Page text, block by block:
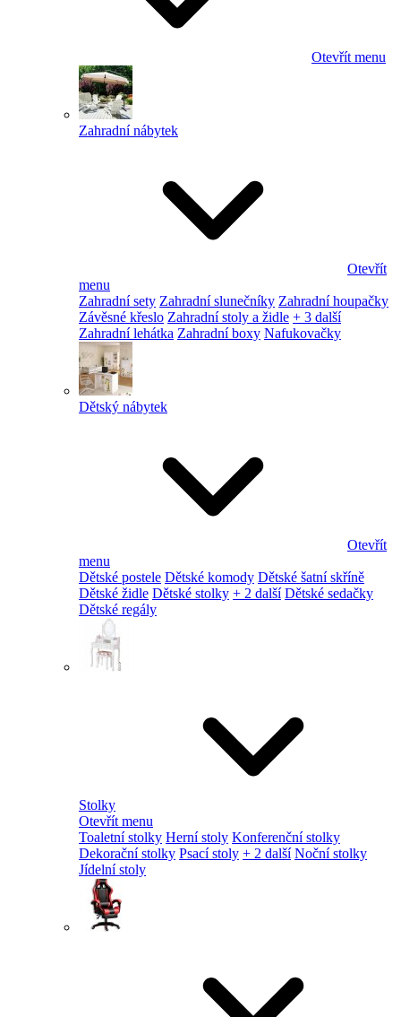
Otevřít menu
Zahradní nábytek
Otevřít
menu
Zahradní sety Zahradní slunečníky Zahradní houpačky
Závěsné křeslo Zahradní stoly a židle + 3 další
Zahradní lehátka Zahradní boxy Nafukovačky
Dětský nábytek
Otevřít
menu
Dětské postele Dětské komody Dětské šatní skříně
Dětské židle Dětské stolky + 2 další Dětské sedačky
Dětské regály
Stolky
Otevřít menu
Toaletní stolky Herní stoly Konferenční stolky
Dekorační stolky Psací stoly + 2 další Noční stolky
Jídelní stoly